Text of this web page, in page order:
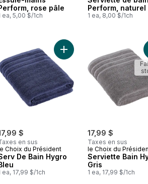
rose pâle
ea, 5,00 $/1ch
Perform, naturel
1 ea, 8,00 $/1ch
au panier
mains Perform, noix au panier
$
en sus
Choix du Président
De Bain Hygro
ea, 17,99 $/1ch
Ajouter Serv De Bain
17,99 $
Taxes en sus
le Choix du
Serviette Bain
Gris
1 ea, 17,99 $/1ch